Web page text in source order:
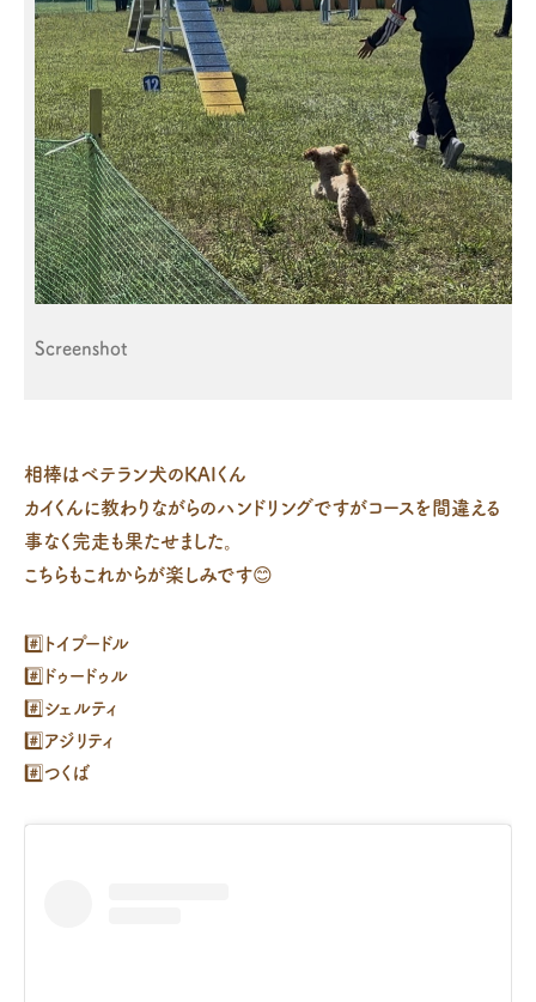
Screenshot
相棒はベテラン犬のKAIくん
カイくんに教わりながらのハンドリングですがコースを間違える
事なく完走も果たせました。
こちらもこれからが楽しみです😊
#️⃣トイプードル
#️⃣ドゥードゥル
#️⃣シェルティ
#️⃣アジリティ
#️⃣つくば